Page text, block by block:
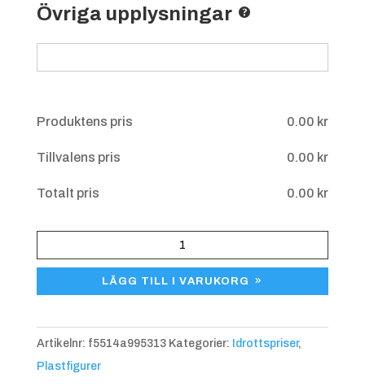
Övriga upplysningar
Produktens pris 0.00 kr
Tillvalens pris 0.00 kr
Totalt pris 0.00 kr
841
ca
LÄGG TILL I VARUKORG
Artikelnr: f5514a995313 Kategorier: Idrottspriser,
Plastfigurer